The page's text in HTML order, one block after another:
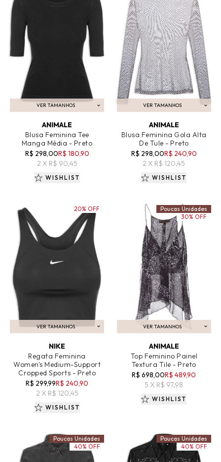
VER TAMANHOS
ADICIONAR AO CARRINHO
ANIMALE
Blusa Feminina Tee
Manga Média - Preto
R$ 298,00R$ 180,90
2 X R$ 90,45
WISHLIST
VER TAMANHOS
ADICIONAR AO CARRINHO
ANIMALE
Blusa Feminina Gola Alta
De Tule - Preto
R$ 298,00R$ 240,90
2 X R$ 120,45
WISHLIST
VER TAMANHOS
ADICIONAR AO CARRINHO
NIKE
Regata Feminina
Women's Medium-Support
Cropped Sports - Preto
R$ 299,99R$ 240,90
2 X R$ 120,45
20% OFF
WISHLIST
VER TAMANHOS
ADICIONAR AO CARRINHO
ANIMALE
Top Feminino Painel
Textura Tile - Preto
R$ 698,00R$ 489,90
5 X R$ 97,98
Poucas Unidades
30% OFF
WISHLIST
Poucas Unidades
40% OFF
Poucas Unidades
40% OFF